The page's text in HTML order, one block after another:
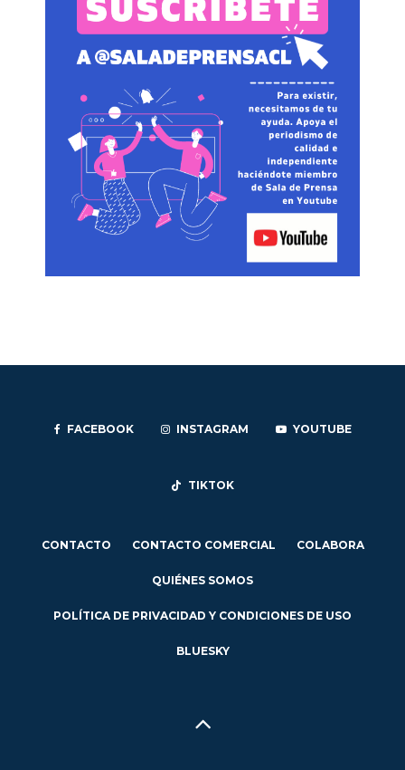
FACEBOOK INSTAGRAM YOUTUBE
TIKTOK
CONTACTO CONTACTO COMERCIAL COLABORA
QUIÉNES SOMOS
POLÍTICA DE PRIVACIDAD Y CONDICIONES DE USO
BLUESKY